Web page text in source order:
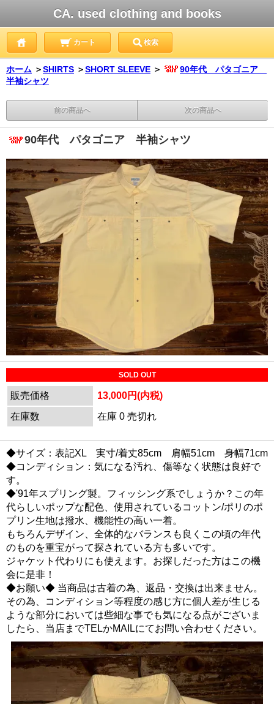
CA. used clothing and books
カート 検索
ホーム ＞SHIRTS ＞SHORT SLEEVE ＞
90年代 パタゴニア
半袖シャツ
前の商品へ 次の商品へ
90年代 パタゴニア 半袖シャツ
SOLD OUT
販売価格
13,000円(内税)
在庫数
在庫 0 売切れ
◆サイズ：表記XL 実寸/着丈85cm 肩幅51cm 身幅71cm
◆コンディション：気になる汚れ、傷等なく状態は良好で
す。
◆'91年スプリング製。フィッシング系でしょうか？この年
代らしいポップな配色、使用されているコットン/ポリのポ
プリン生地は撥水、機能性の高い一着。
もちろんデザイン、全体的なバランスも良くこの頃の年代
のものを重宝がって探されている方も多いです。
ジャケット代わりにも使えます。お探しだった方はこの機
会に是非！
◆お願い◆ 当商品は古着の為、返品・交換は出来ません。
その為、コンディション等程度の感じ方に個人差が生じる
ような部分においては些細な事でも気になる点がございま
したら、当店までTELかMAILにてお問い合わせください。